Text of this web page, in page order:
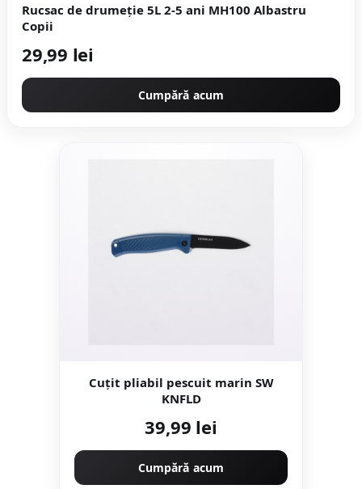
Rucsac de drumeție 5L 2-5 ani MH100 Albastru
Copii
29,99 lei
Cumpără acum
Cuțit pliabil pescuit marin SW
KNFLD
39,99 lei
Cumpără acum